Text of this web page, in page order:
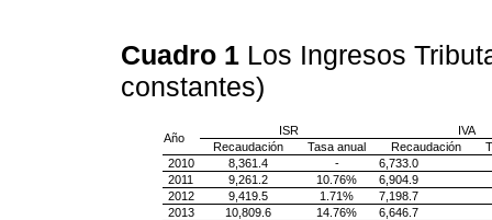
Cuadro 1 Los Ingresos
constantes)
Año
ISR
IVA
Recaudación
Tasa anual Recaudación
2010
8,361.4 -
6,733.0
2011
9,261.2 10.76%
6,904.9
2012
9,419.5 1.71%
7,198.7
2013
10,809.6 14.76%
6,646.7